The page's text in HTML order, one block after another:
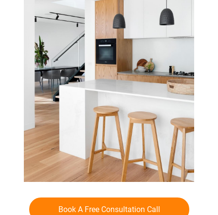
Book A Free Consultation Call